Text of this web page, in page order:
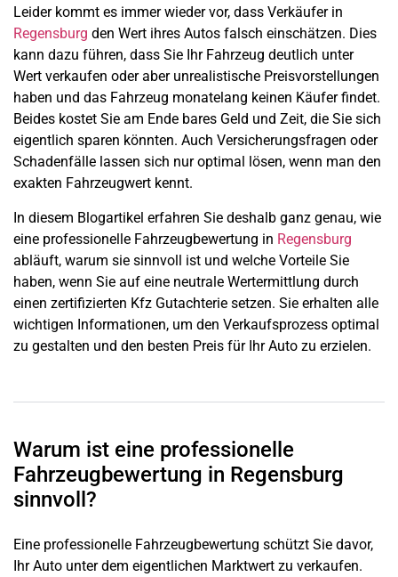
Leider kommt es immer wieder vor, dass Verkäufer in
Regensburg den Wert ihres Autos falsch einschätzen. Dies
kann dazu führen, dass Sie Ihr Fahrzeug deutlich unter
Wert verkaufen oder aber unrealistische Preisvorstellungen
haben und das Fahrzeug monatelang keinen Käufer findet.
Beides kostet Sie am Ende bares Geld und Zeit, die Sie sich
eigentlich sparen könnten. Auch Versicherungsfragen oder
Schadenfälle lassen sich nur optimal lösen, wenn man den
exakten Fahrzeugwert kennt.
In diesem Blogartikel erfahren Sie deshalb ganz genau, wie
eine professionelle Fahrzeugbewertung in Regensburg
abläuft, warum sie sinnvoll ist und welche Vorteile Sie
haben, wenn Sie auf eine neutrale Wertermittlung durch
einen zertifizierten Kfz Gutachterie setzen. Sie erhalten alle
wichtigen Informationen, um den Verkaufsprozess optimal
zu gestalten und den besten Preis für Ihr Auto zu erzielen.
Warum ist eine professionelle
Fahrzeugbewertung in Regensburg
sinnvoll?
Eine professionelle Fahrzeugbewertung schützt Sie davor,
Ihr Auto unter dem eigentlichen Marktwert zu verkaufen.